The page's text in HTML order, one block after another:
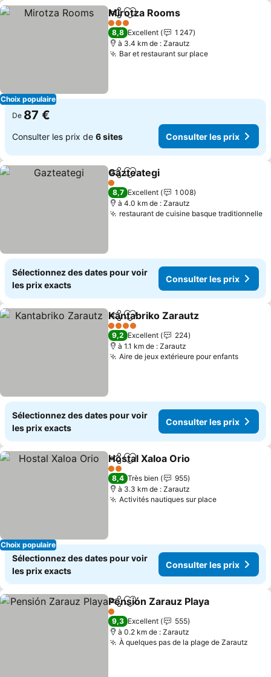
Choix populaire
PartagerAjouter à mes favoris
Mirotza Rooms
3 Étoiles
8,8 Excellent
1 247
à 3.4 km de : Zarautz
Bar et restaurant sur placeConsulter les
De 87 €
Consulter les prix de 6 sites Consulter les prix
PartagerAjouter à mes favoris
Gazteategi
1 Étoiles
8,7 Excellent
1 008
à 4.0 km de : Zarautz
restaurant de cuisine basque traditionnelle
Sélectionnez des dates pour voir
les prix exacts
Consulter les prix
PartagerAjouter à mes favoris
Kantabriko Zarautz
4 Étoiles
9,2 Excellent
224
à 1.1 km de : Zarautz
Aire de jeux extérieure pour enfants
Sélectionnez des dates pour voir
les prix exacts
Consulter les prix
Choix populaire
PartagerAjouter à mes favoris
Hostal Xaloa Orio
2 Étoiles
8,4 Très bien
955
à 3.3 km de : Zarautz
Activités nautiques sur placeConsulter
Sélectionnez des dates pour voir
les prix exacts
Consulter les prix
PartagerAjouter à mes favoris
Pensión Zarauz Playa
1 Étoiles
9,3 Excellent
555
à 0.2 km de : Zarautz
À quelques pas de la plage de Zarautz